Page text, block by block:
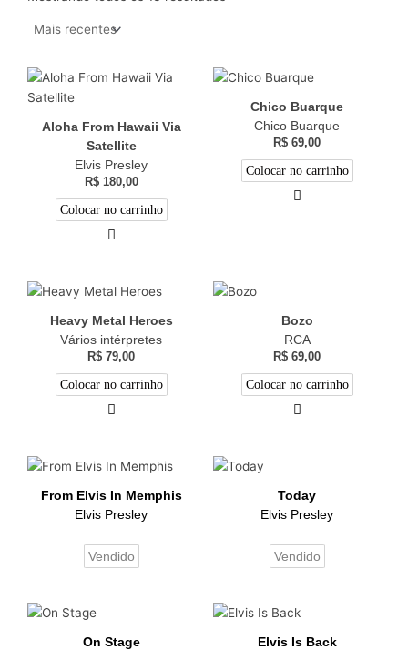
Aloha From Hawaii Via
Satellite
Elvis Presley
R$180,00
Colocar no carrinho
Chico Buarque
Chico Buarque
R$ 69,00
Colocar no carrinho
Heavy Metal Heroes
Vários intérpretes
R$ 79,00
Colocar no carrinho
Bozo
RCA
R$ 69,00
Colocar no carrinho
From Elvis In Memphis
Elvis Presley
Vendido
Today
Elvis Presley
Vendido
On Stage
Elvis Is Back